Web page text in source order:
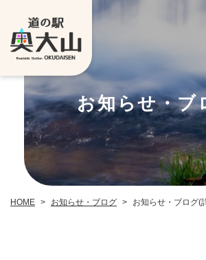
お知らせ・ブ
HOME > お知らせ・ブログ > お知らせ・ブログ(